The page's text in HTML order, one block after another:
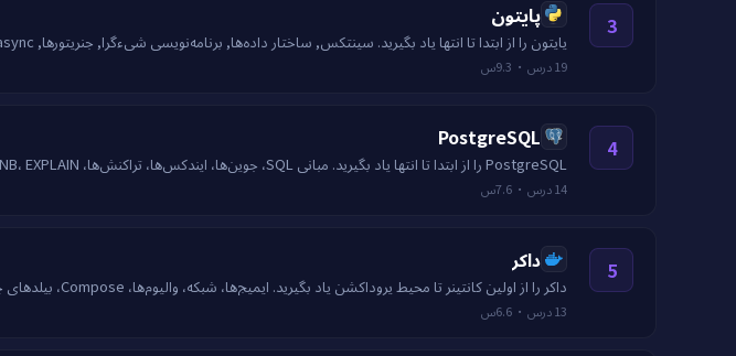
3 پایتون
پایتون را از ابتدا تا انتها یاد بگیرید. سینتکس, ساختار داده‌ها, برنامه‌نویسی شیءگرا, جنریتورها, async, تست و بسته‌بندی.
19 درس · 9.3س
4
PostgreSQL
PostgreSQL را از ابتدا تا انتها یاد بگیرید. مبانی SQL، جوین‌ها، ایندکس‌ها، تراکنش‌ها، JSONB، EXPLAIN و طراحی اسکیما.
14 درس · 7.6س
5 داکر
داکر را از اولین کانتینر تا محیط پروداکشن یاد بگیرید. ایمیج‌ها، شبکه، والیوم‌ها، Compose، بیلدهای چندمرحله‌ای و رجیستری‌های امن.
13 درس · 6.6س